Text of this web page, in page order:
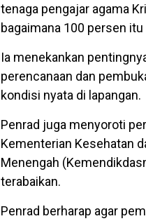
tenaga pengajar agama
bagaimana 100 persen
Ia menekankan
perencanaan dan
kondisi nyata di lapangan.
Penrad juga menyoroti
Kementerian Kesehatan
Menengah
terabaikan.
Penrad berharap agar